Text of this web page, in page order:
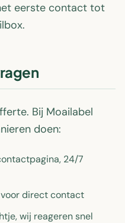
eerste contact tot
Bij Moailabel
doen:
24/7
direct contact
wij reageren snel